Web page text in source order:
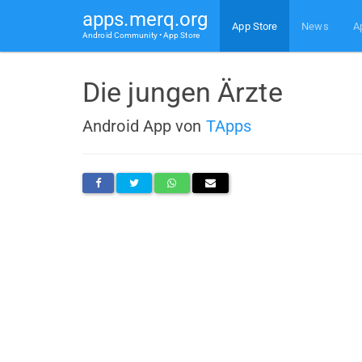
apps.merq.org
Android Community • App Store
App Store News
Die jungen Ärzte
Android App von TApps